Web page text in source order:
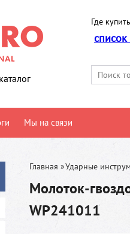
Где
Мы на связи
Главная »Ударные
Молоток-
WP241011